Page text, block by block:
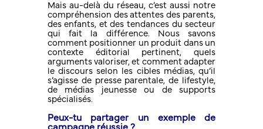
Mais au-delà du réseau, c’est aussi notre
compréhension des attentes des parents,
des enfants, et des tendances du secteur
qui fait la différence. Nous savons
comment positionner un produit dans un
contexte éditorial pertinent, quels
arguments valoriser, et comment adapter
le discours selon les cibles médias, qu’il
s’agisse de presse parentale, de lifestyle,
de médias jeunesse ou de supports
spécialisés.
Peux-tu partager un exemple de
campagne réussie ?